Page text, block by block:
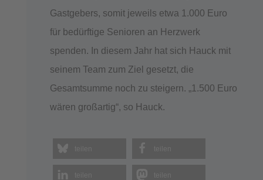
Gastgebers, somit jeweils etwa 1.000 Euro
für bedürftige Senioren an Herzwerk
spenden. In diesem Jahr hat sich Hauck mit
seinem Team zum Ziel gesetzt, die
Gesamtsumme noch zu steigern. „1.500 Euro
wären großartig“, so Hauck.
teilen teilen
teilen teilen